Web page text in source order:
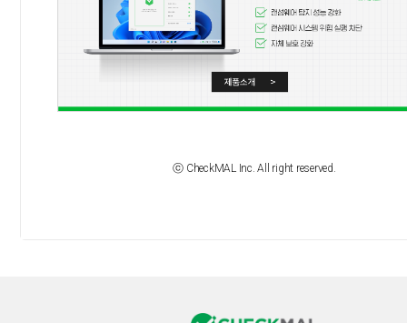
ⓒ CheckMAL Inc. All right reserved.